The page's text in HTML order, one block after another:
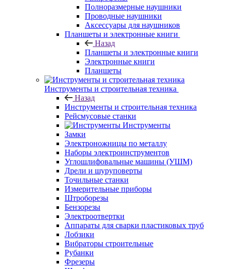
Полноразмерные наушники
Проводные наушники
Аксессуары для наушников
Планшеты и электронные книги
Назад
Планшеты и электронные книги
Электронные книги
Планшеты
Инструменты и строительная техника
Назад
Инструменты и строительная техника
Рейсмусовые станки
Инструменты
Замки
Электроножницы по металлу
Наборы электроинструментов
Углошлифовальные машины (УШМ)
Дрели и шуруповерты
Точильные станки
Измерительные приборы
Штроборезы
Бензорезы
Электроотвертки
Аппараты для сварки пластиковых труб
Лобзики
Вибраторы строительные
Рубанки
Фрезеры